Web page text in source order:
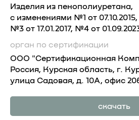
Изделия из пенополиуретана,
с изменениями №1 от
№3 от 17.01.2017, №4 от
орган по сертификации
OOO "Сертификационная
Россия, Курская область, г.
улица Садовая, д. 10А, офис
скачать